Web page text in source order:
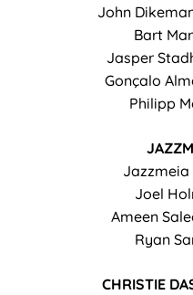
John
Bart
Jasper
Gonçalo
Philipp
Jazzmeia
Joel
Ameen
Ryan
CHRISTIE